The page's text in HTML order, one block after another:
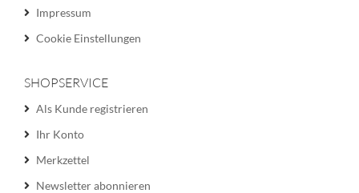
Impressum
Cookie Einstellungen
SHOPSERVICE
Als Kunde registrieren
Ihr Konto
Merkzettel
Newsletter abonnieren